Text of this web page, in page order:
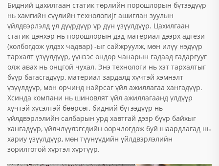
Бидний цахилгаан статик төрлийн порошлорын бүтээдүүр
нь хамгийн сүүлийн технологијг ашиглан зуулын
үйлдвэрлэлд үл дүүрдүүр үр дүн үзүүлдүүр. Цахилгаан
статик цэнхэр нь порошлорын дэд-материал дээрх адгези
(холбогдож үлдэх чадвар) -ыг сайжруулж, мөн илүү нэдүүр
тархалт үзүүлдүүр, үүнээс өндөр чанарын гадаад гадаргууг
олж авах нь онцгой чухал. Энэ технологи нь хэт тархалтыг
бүүр багасгадүүр, материал зардалд хүчтэй хэмнэлт
үзүүлдүүр, мөн орчинд найрсаг үйл ажиллагаа хангадүүр.
Хсинда компани нь шиновлят үйл ажиллагаанд үлдүүр
хүчтэй хүсэлтэй бөөрсөг, бидний бүтээдүүр нь
үйлдвэрлэлийн салбарын урд хавтгай дээр бүүр байхыг
хангадүүр, үйлчлүүлэгсдийн өөрчлөгдөж буй шаардлагад нь
хариу үзүүлдүүр, мөн түүнүүдийн үйлдвэрлэлийн
зорилготой хүртэл хүртүүр.